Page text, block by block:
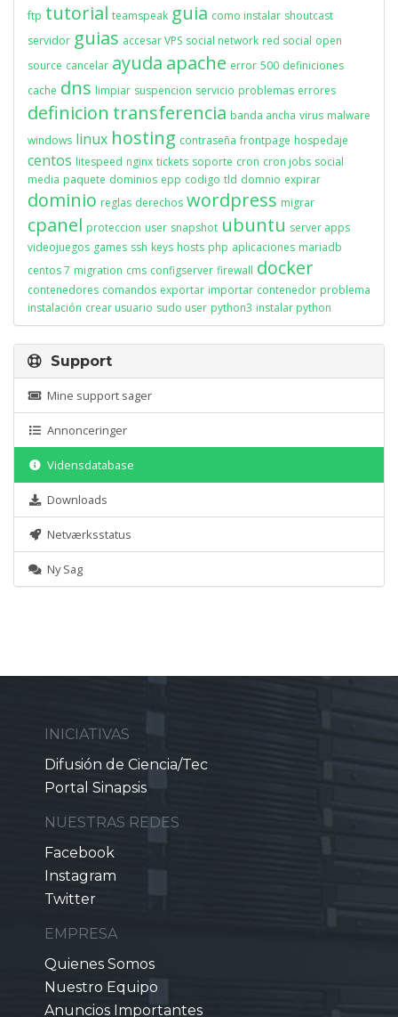
ftp tutorial teamspeak guia como instalar shoutcast
servidor guias accesar VPS social network red social open
source cancelar ayuda apache error 500 definiciones
cache dns limpiar suspencion servicio problemas errores
definicion transferencia banda ancha virus malware
windows linux hosting contraseña frontpage hospedaje
centos litespeed nginx tickets soporte cron cron jobs social
media paquete dominios epp codigo tld domnio expirar
dominio reglas derechos wordpress migrar
cpanel proteccion user snapshot ubuntu server apps
videojuegos games ssh keys hosts php aplicaciones mariadb
centos 7 migration cms configserver firewall docker
contenedores comandos exportar importar contenedor problema
instalación crear usuario sudo user python3 instalar python
Support
Mine support sager
Annonceringer
Vidensdatabase
Downloads
Netværksstatus
Ny Sag
INICIATIVAS
Difusión de Ciencia/Tec
Portal Sinapsis
NUESTRAS REDES
Facebook
Instagram
Twitter
EMPRESA
Quienes Somos
Nuestro Equipo
Anuncios Importantes